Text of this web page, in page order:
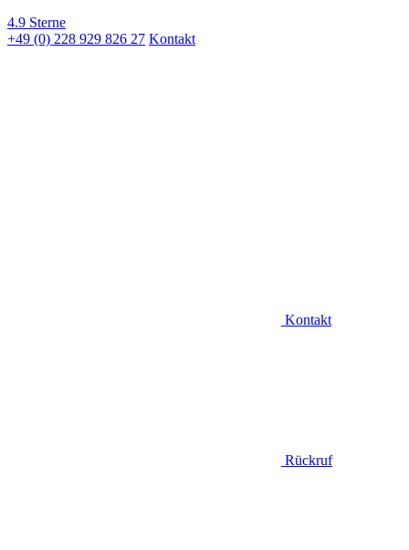
4.9 Sterne
+49 (0) 228 929 826 27 Kontakt
Kontakt
Rückruf